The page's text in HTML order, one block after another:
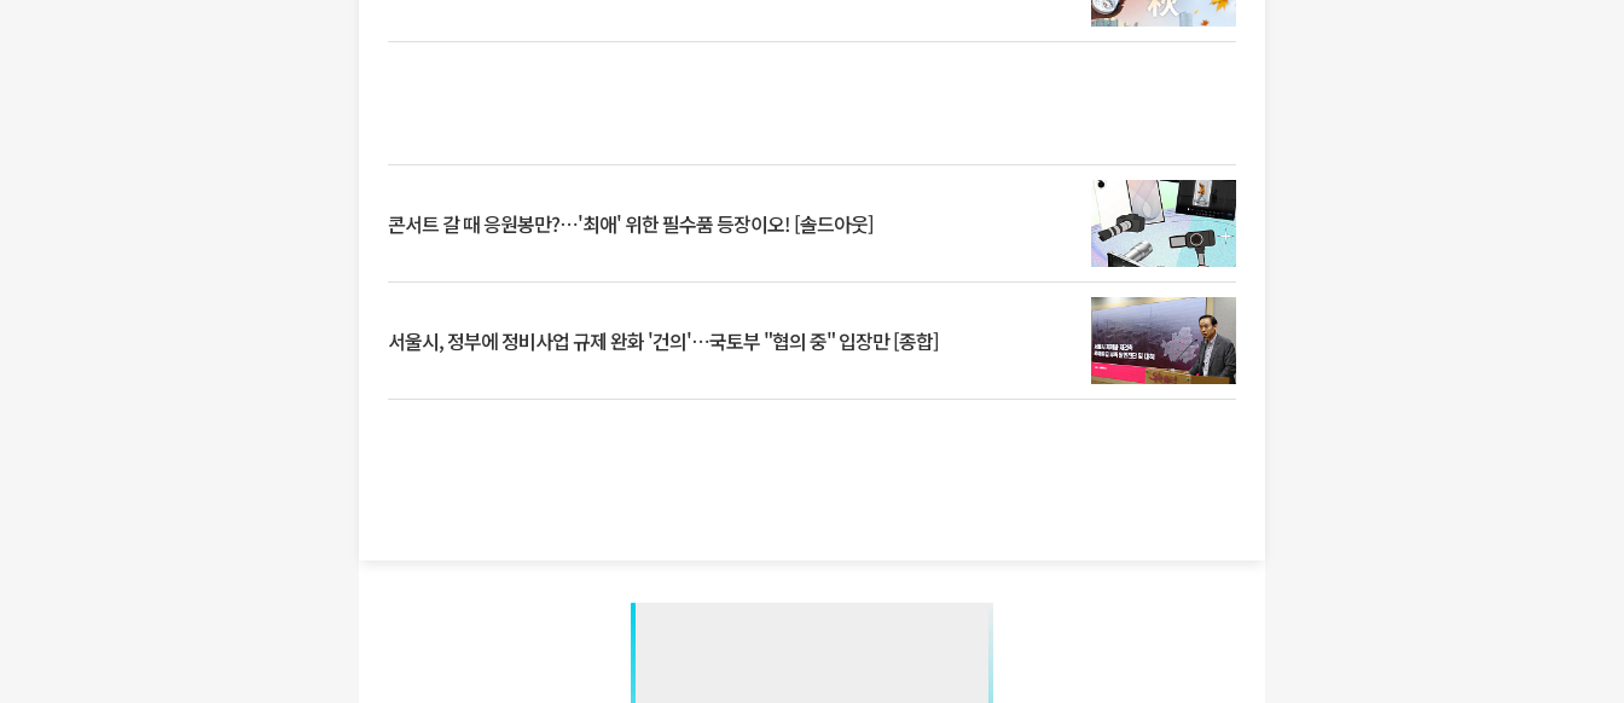
콘서트 갈 때 응원봉만?⋯'최애' 위한 필수품 등장이오! [솔드아웃]
서울시, 정부에 정비사업 규제 완화 '건의'⋯국토부 "협의 중" 입장만 [종합]